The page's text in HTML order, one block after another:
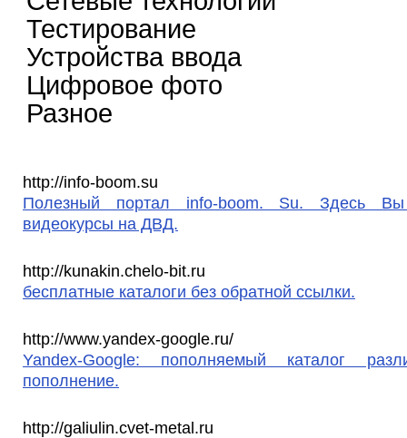
Тестирование
Устройства ввода
Цифровое фото
Разное
http://info-boom.su
Полезный портал info-boom. Su. Здесь
видеокурсы на ДВД.
http://kunakin.chelo-bit.ru
бесплатные каталоги без обратной ссылки.
http://www.yandex-google.ru/
Yandex-Google: пополняемый каталог
пополнение.
http://galiulin.cvet-metal.ru